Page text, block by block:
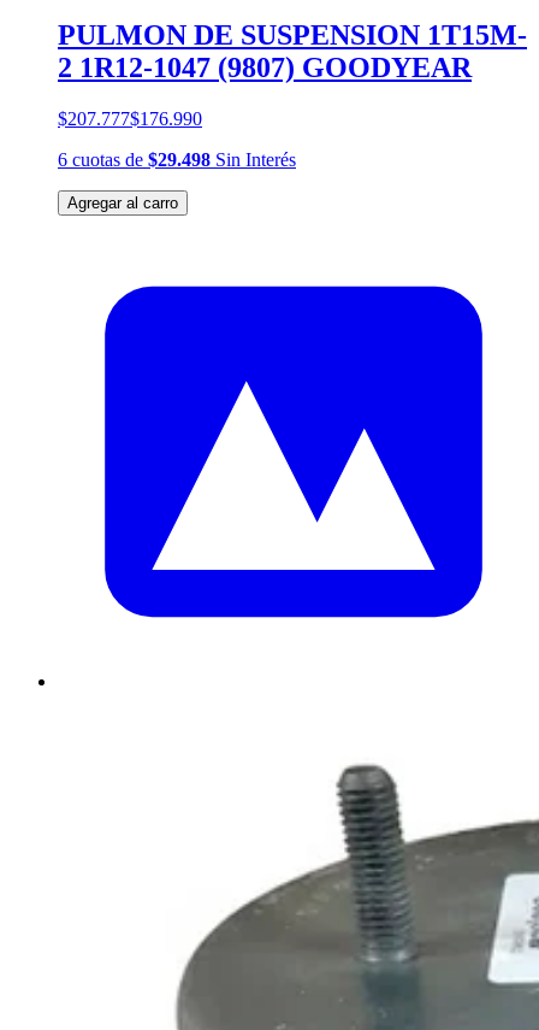
PULMON DE SUSPENSION 1T15M-
2 1R12-1047 (9807) GOODYEAR
$207.777$176.990
6 cuotas de $29.498 Sin Interés
Agregar al carro